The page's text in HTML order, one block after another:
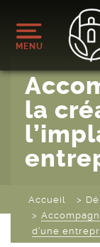
MENU
la
Accueil
d’une